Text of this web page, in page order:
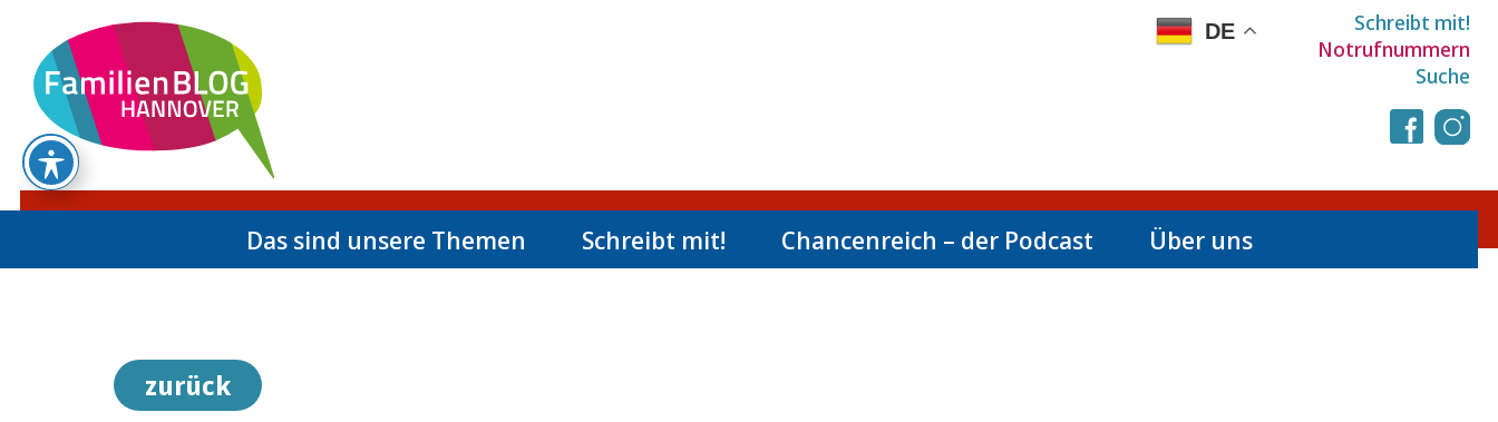
DE
Schreibt mit!
Notrufnummern
Suche
Das sind unsere Themen Schreibt mit! Chancenreich – der Podcast Über uns
zurück